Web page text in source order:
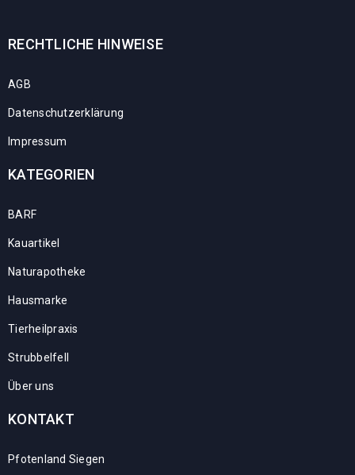
RECHTLICHE HINWEISE
AGB
Datenschutzerklärung
Impressum
KATEGORIEN
BARF
Kauartikel
Naturapotheke
Hausmarke
Tierheilpraxis
Strubbelfell
Über uns
KONTAKT
Pfotenland Siegen